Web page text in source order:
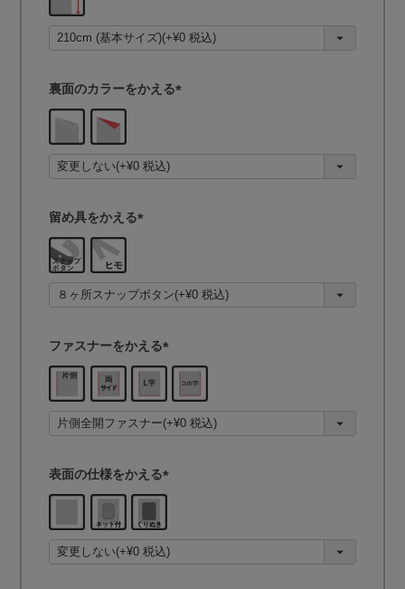
須
)
裏面のカラーをかえる
須
)
留め具をかえる
須
)
ファスナーをかえる
(
須
)
表面の仕様をかえる
(
須
)